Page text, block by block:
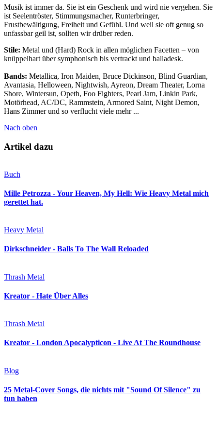
Musik ist immer da. Sie ist ein Geschenk und wird nie vergehen. Sie
ist Seelentröster, Stimmungsmacher, Runterbringer,
Frustbewältigung, Freiheit und Gefühl. Und weil sie oft genug so
unfassbar geil ist, sollten wir drüber reden.
Stile: Metal und (Hard) Rock in allen möglichen Facetten – von
knüppelhart über symphonisch bis vertrackt und balladesk.
Bands: Metallica, Iron Maiden, Bruce Dickinson, Blind Guardian,
Avantasia, Helloween, Nightwish, Ayreon, Dream Theater, Lorna
Shore, Wintersun, Opeth, Foo Fighters, Pearl Jam, Linkin Park,
Motörhead, AC/DC, Rammstein, Armored Saint, Night Demon,
Hans Zimmer und so verflucht viele mehr ...
Nach oben
Artikel dazu
Buch
Mille Petrozza - Your Heaven, My Hell: Wie Heavy Metal mich
gerettet hat.
Heavy Metal
Dirkschneider - Balls To The Wall Reloaded
Thrash Metal
Kreator - Hate Über Alles
Thrash Metal
Kreator - London Apocalypticon - Live At The Roundhouse
Blog
25 Metal-Cover Songs, die nichts mit "Sound Of Silence" zu
tun haben